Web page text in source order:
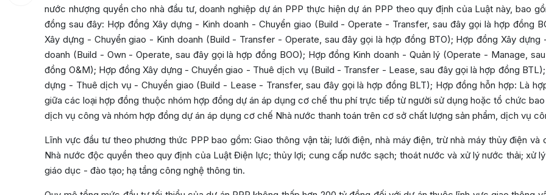
nước nhượng quyền cho nhà đầu tư, doanh nghiệp dự án PPP thực hiện dự án PPP theo quy định của Luật này, bao
đồng sau đây: Hợp đồng Xây dựng - Kinh doanh - Chuyển giao (Build - Operate - Transfer, sau đây gọi là hợp đồng
Xây dựng - Chuyển giao - Kinh doanh (Build - Transfer - Operate, sau đây gọi là hợp đồng BTO); Hợp đồng Xây dựng
doanh (Build - Own - Operate, sau đây gọi là hợp đồng BOO); Hợp đồng Kinh doanh - Quản lý (Operate - Manage,
đồng O&M); Hợp đồng Xây dựng - Chuyển giao - Thuê dịch vụ (Build - Transfer - Lease, sau đây gọi là hợp đồng
dựng - Thuê dịch vụ - Chuyển giao (Build - Lease - Transfer, sau đây gọi là hợp đồng BLT); Hợp đồng hỗn hợp: Là
giữa các loại hợp đồng thuộc nhóm hợp đồng dự án áp dụng cơ chế thu phí trực tiếp từ người sử dụng hoặc tổ chức bao
dịch vụ công và nhóm hợp đồng dự án áp dụng cơ chế Nhà nước thanh toán trên cơ sở chất lượng sản phẩm, dịch vụ
Lĩnh vực đầu tư theo phương thức PPP bao gồm: Giao thông vận tải; lưới điện, nhà máy điện, trừ nhà máy thủy điện và
Nhà nước độc quyền theo quy định của Luật Điện lực; thủy lợi; cung cấp nước sạch; thoát nước và xử lý nước thải; xử
giáo dục - đào tạo; hạ tầng công nghệ thông tin.